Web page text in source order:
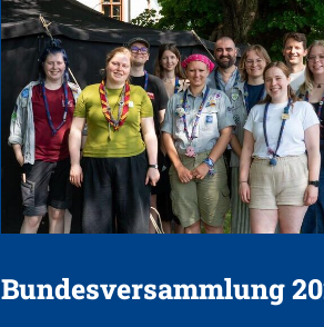
Bundesversammlung